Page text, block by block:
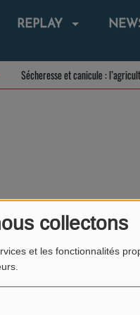
collectons
et les fonctionnalités
REPLAY
Sécheresse et canicule :